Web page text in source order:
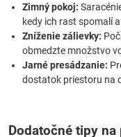
Zimný pokoj:
kedy ich rast spomalí
Zníženie zálievky:
obmedzte množstvo
Jarné presádzanie:
dostatok priestoru na
Dodatočné tipy na